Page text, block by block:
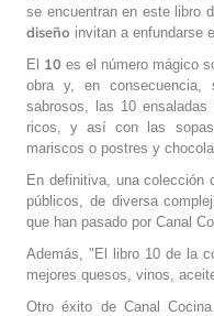
se encuentran en este libro
diseño invitan a enfundarse
El 10 es el número mágico
obra y, en consecuencia,
sabrosos, las 10
ricos, y así con las
mariscos o postres y
En definitiva, una colección
públicos, de diversa
que han pasado por Canal
Además, "El libro 10 de la
mejores quesos, vinos,
Otro éxito de Canal